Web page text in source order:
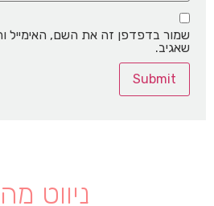
שמור בדפדפן זה את השם, האימייל
שאגיב.
ניווט